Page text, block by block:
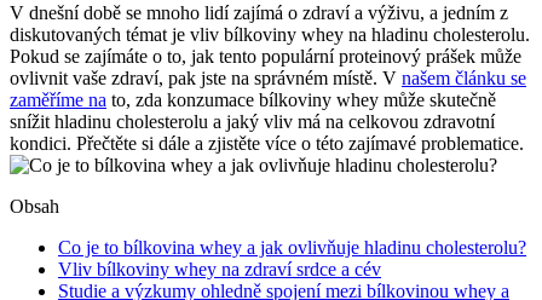
V dnešní době se mnoho lidí zajímá o zdraví a výživu, a jedním z
diskutovaných témat je vliv bílkoviny whey na hladinu cholesterolu.
Pokud se zajímáte o to, jak tento populární proteinový prášek může
ovlivnit vaše zdraví, pak jste na správném místě. V našem článku se
zaměříme na to, zda konzumace bílkoviny whey může skutečně
snížit hladinu cholesterolu a jaký vliv má na celkovou zdravotní
kondici. Přečtěte si dále a zjistěte více o této zajímavé problematice.
Obsah
Co je to bílkovina whey a jak ovlivňuje hladinu cholesterolu?
Vliv bílkoviny whey na zdraví srdce a cév
Studie a výzkumy ohledně spojení mezi bílkovinou whey a